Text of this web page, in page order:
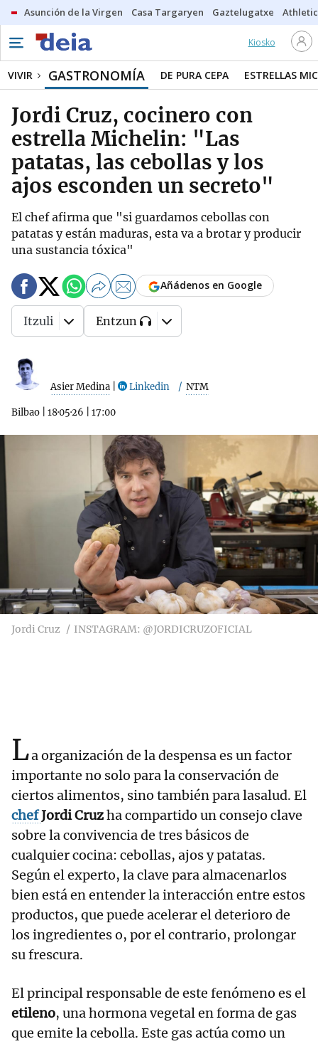
Asunción de la Virgen Casa Targaryen Gaztelugatxe Athletic
Kiosko
VIVIR GASTRONOMÍA DE PURA CEPA ESTRELLAS
Jordi Cruz, cocinero con
estrella Michelin: "Las
patatas, las cebollas y los
ajos esconden un secreto"
El chef afirma que "si guardamos cebollas con
patatas y están maduras, esta va a brotar y producir
una sustancia tóxica"
Asier Medina Linkedin NTM
Bilbao 18·05·26 17:00
Añádenos en Google
Itzuli Entzun
Jordi Cruz INSTAGRAM: @JORDICRUZOFICIAL
La organización de la despensa es un factor
importante no solo para la conservación de
ciertos alimentos, sino también para lasalud. El
chefJordi Cruzha compartido un consejo clave
sobre la convivencia de tres básicos de
cualquier cocina: cebollas, ajos y patatas.
Según el experto, la clave para almacenarlos
bien está en entender la interacción entre estos
productos, que puede acelerar el deterioro de
los ingredientes o, por el contrario, prolongar
su frescura.
El principal responsable de este fenómeno es el
etileno, una hormona vegetal en forma de gas
que emite la cebolla. Este gas actúa como un